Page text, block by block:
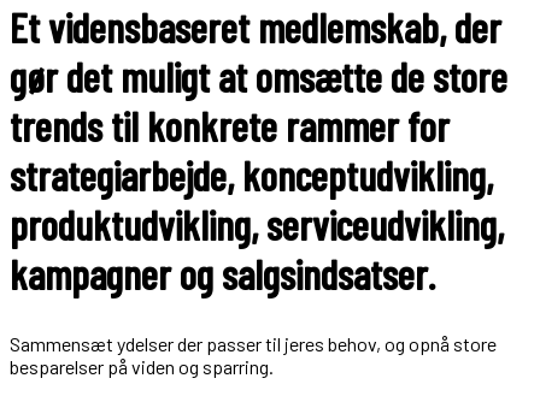
Et vidensbaseret medlemskab, der
gør det muligt at omsætte de store
trends til konkrete rammer for
strategiarbejde, konceptudvikling,
produktudvikling, serviceudvikling,
kampagner og salgsindsatser.
Sammensæt ydelser der passer til jeres behov, og opnå store
besparelser på viden og sparring.